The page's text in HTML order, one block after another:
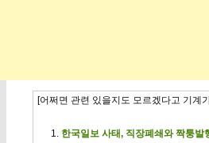
[어쩌면 관련 있을지도 모르겠다고 기계
한국일보 사태, 직장폐쇄와 짝퉁발